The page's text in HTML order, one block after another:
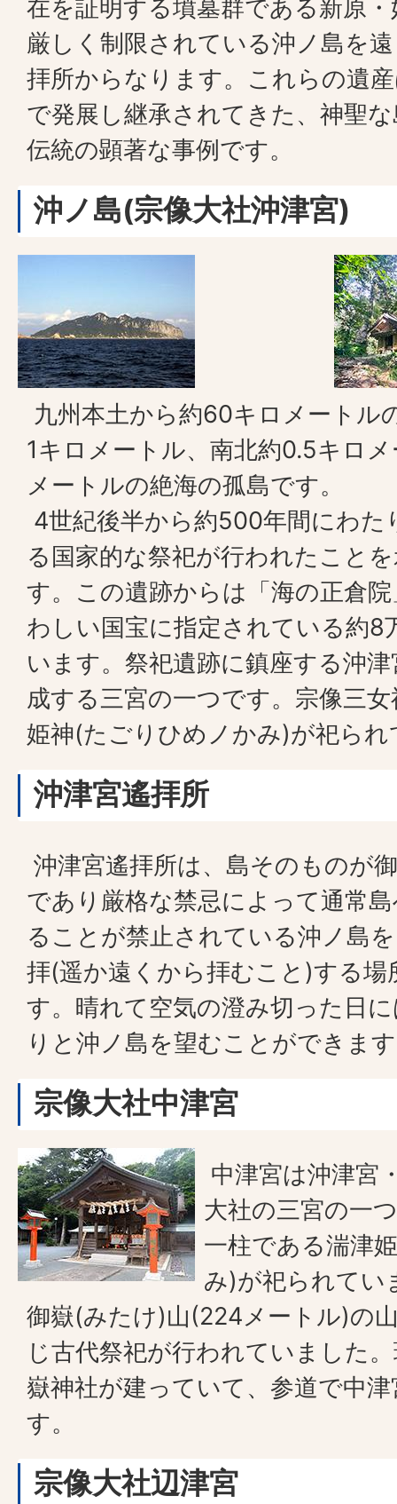
在を証明する墳墓群である新原
厳しく制限されている沖ノ島を
拝所からなります。これらの遺
で発展し継承されてきた、神聖
伝統の顕著な事例です。
沖ノ島(宗像大社沖津宮)
九州本土から約60キロメートル
1キロメートル、南北約0.5キロ
メートルの絶海の孤島です。
4世紀後半から約500年間にわた
る国家的な祭祀が行われたこと
す。この遺跡からは「海の正倉
わしい国宝に指定されている約8
います。祭祀遺跡に鎮座する沖
成する三宮の一つです。宗像三
姫神(たごりひめノかみ)が祀られ
沖津宮遙拝所
沖津宮遙拝所は、島そのものが
であり厳格な禁忌によって通常
ることが禁止されている沖ノ島
拝(遥か遠くから拝むこと)する場
す。晴れて空気の澄み切った日
りと沖ノ島を望むことができま
宗像大社中津宮
中津宮は沖津宮
大社の三宮の一
一柱である湍津
み)が祀られてい
御嶽(みたけ)山(224メートル)の
じ古代祭祀が行われていました
嶽神社が建っていて、参道で中
す。
宗像大社辺津宮